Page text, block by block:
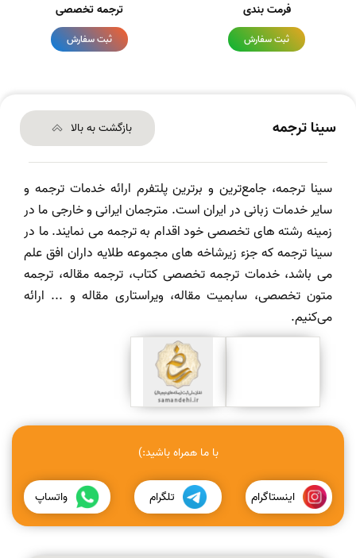
فرمت بندی
ثبت سفارش
ترجمه تخصصی
ثبت سفارش
سینا ترجمه بازگشت به بالا
سینا ترجمه، جامع‌ترین و برترین پلتفرم ارائه خدمات ترجمه و
سایر خدمات زبانی در ایران است. مترجمان ایرانی و خارجی ما در
زمینه رشته های تخصصی خود اقدام به ترجمه می نمایند. ما در
سینا ترجمه که جزء زیرشاخه های مجموعه طلایه داران افق علم
می باشد، خدمات ترجمه تخصصی کتاب، ترجمه مقاله، ترجمه
متون تخصصی، سابمیت مقاله، ویراستاری مقاله و ... ارائه
می‌کنیم.
با ما همراه باشید:)
اینستاگرام تلگرام واتساپ